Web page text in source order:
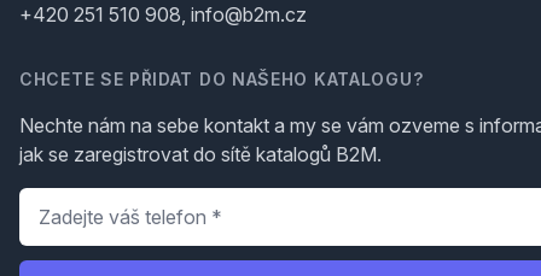
+420 251 510 908, info@b2m.cz
CHCETE SE PŘIDAT DO NAŠEHO KATALOGU?
Nechte nám na sebe kontakt a my se vám ozveme s
jak se zaregistrovat do sítě katalogů B2M.
Telefon